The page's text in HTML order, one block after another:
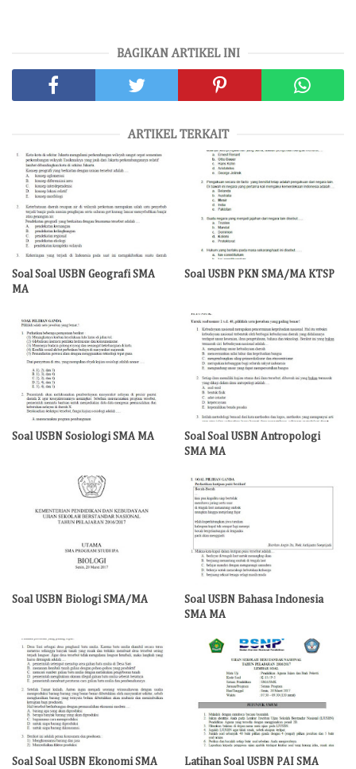
BAGIKAN ARTIKEL INI
ARTIKEL TERKAIT
Soal Soal USBN Geografi SMA
MA
Soal USBN PKN SMA/MA KTSP
Soal USBN Sosiologi SMA MA
Soal Soal USBN Antropologi
SMA MA
Soal USBN Biologi SMA/MA
Soal USBN Bahasa Indonesia
SMA MA
Soal Soal USBN Ekonomi SMA
Latihan Soal USBN PAI SMA